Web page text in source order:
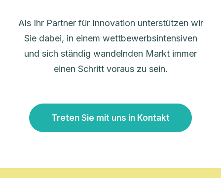
Als Ihr Partner für Innovation unterstützen wir
Sie dabei, in einem wettbewerbsintensiven
und sich ständig wandelnden Markt immer
einen Schritt voraus zu sein.
Treten Sie mit uns in Kontakt